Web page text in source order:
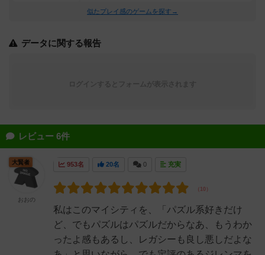
似たプレイ感のゲームを探す→
データに関する報告
レビュー 6件
953名 20名 0 充実
私はこのマイシティを、「パズル系好きだけ
ど、でもパズルはパズルだからなあ、もうわか
ったよ感もあるし、レガシーも良し悪しだよな
大賢者
おおの